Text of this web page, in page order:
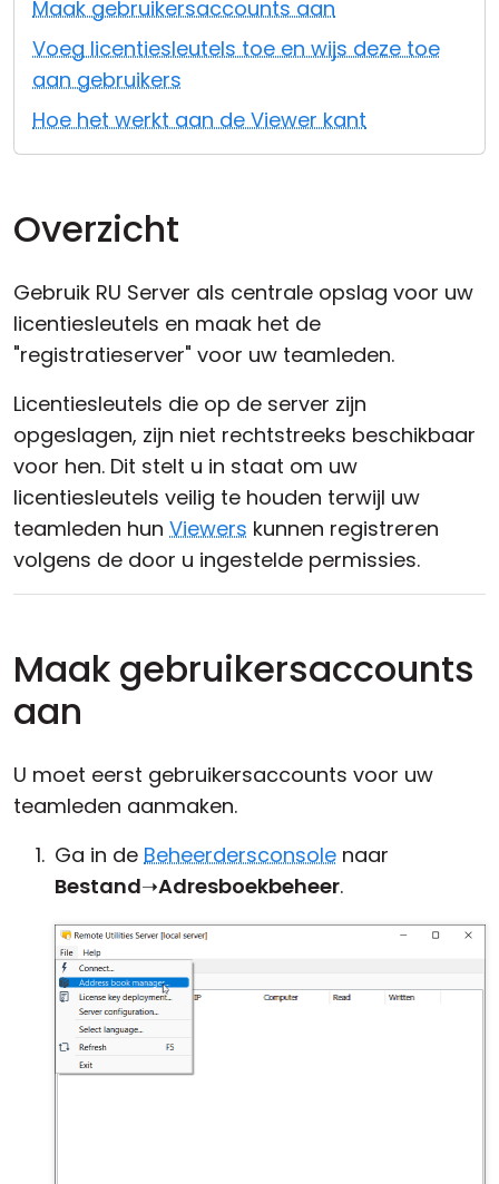
Maak gebruikersaccounts aan
Voeg licentiesleutels toe en wijs deze toe
aan gebruikers
Hoe het werkt aan de Viewer kant
Overzicht
Gebruik RU Server als centrale opslag voor uw
licentiesleutels en maak het de
"registratieserver" voor uw teamleden.
Licentiesleutels die op de server zijn
opgeslagen, zijn niet rechtstreeks beschikbaar
voor hen. Dit stelt u in staat om uw
licentiesleutels veilig te houden terwijl uw
teamleden hun Viewers kunnen registreren
volgens de door u ingestelde permissies.
Maak gebruikersaccounts
aan
U moet eerst gebruikersaccounts voor uw
teamleden aanmaken.
Ga in de Beheerdersconsole naar
Bestand➝Adresboekbeheer.
Cloud & On-Premise